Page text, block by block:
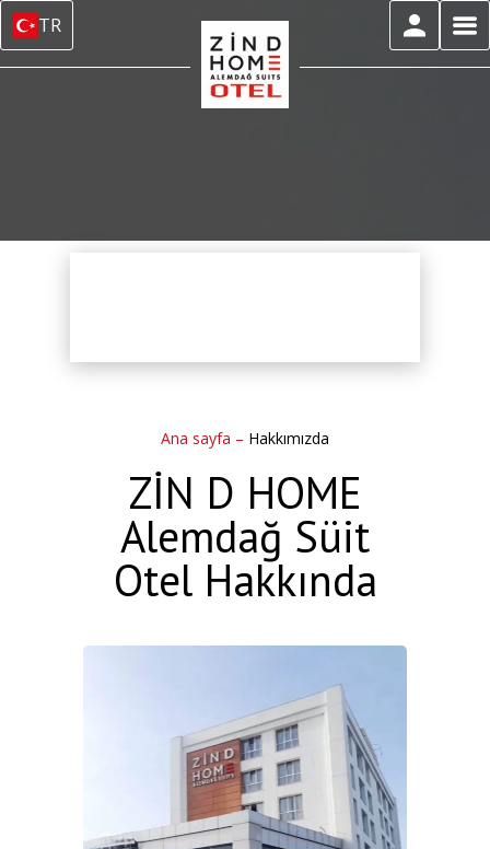
TR
Ana sayfa – Hakkımızda
ZİN D HOME
Alemdağ Süit
Otel Hakkında